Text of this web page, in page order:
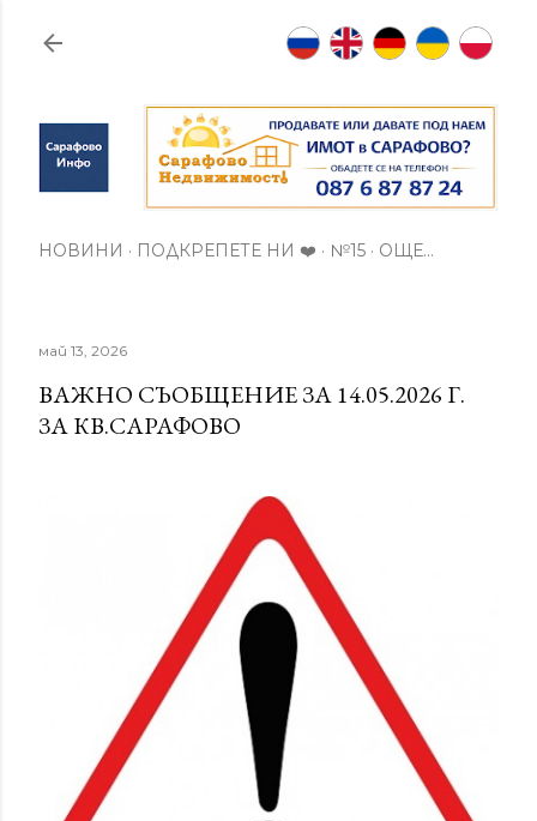
Пропускане към основното съдържание
НОВИНИ ПОДКРЕПЕТЕ НИ ❤️ №15 ОЩЕ…
май 13, 2026
ВАЖНО СЪОБЩЕНИЕ ЗА 14.05.2026 Г.
ЗА КВ.САРАФОВО